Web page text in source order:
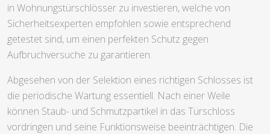
in Wohnungstürschlösser zu investieren, welche von
Sicherheitsexperten empfohlen sowie entsprechend
getestet sind, um einen perfekten Schutz gegen
Aufbruchversuche zu garantieren.
Abgesehen von der Selektion eines richtigen Schlosses ist
die periodische Wartung essentiell. Nach einer Weile
können Staub- und Schmutzpartikel in das Türschloss
vordringen und seine Funktionsweise beeinträchtigen. Die